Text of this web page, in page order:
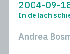
2004-09-
In de lach
Andrea